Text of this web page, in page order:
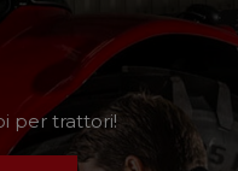
per trattori!